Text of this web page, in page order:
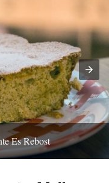
Es Rebost